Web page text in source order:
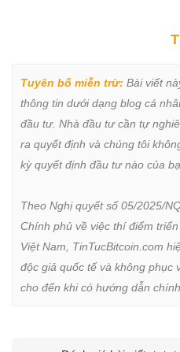
Tuyên bố miễn trừ: Bài viết
thông tin dưới dạng blog cá
đầu tư. Nhà đầu tư cần tự
ra quyết định và chúng tôi
kỳ quyết định đầu tư nào của
Theo Nghị quyết số 05/2025/
Chính phủ về việc thí điểm
Việt Nam, TinTucBitcoin.com
độc giả quốc tế và không phục
cho đến khi có hướng dẫn